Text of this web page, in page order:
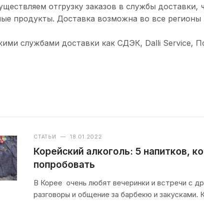
отгрузку заказов в службы доставки,
продукты. Доставка возможна во все регионы
службами доставки как СДЭК, Dalli Service,
СТАТЬИ — 18.01.2022
Корейский алкоголь: 5 напитков,
попробовать
В Корее очень любят вечеринки и встречи с
разговоры и общение за барбекю и закусками.